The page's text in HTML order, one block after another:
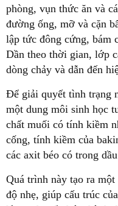
phòng, vụn thức ăn và
đường ống, mỡ và cặn
lập tức đông cứng, bám
Dần theo thời gian, lớp
dòng chảy và dẫn đến
Để giải quyết tình trạng
một dung môi sinh học
chất muối có tính kiềm
cống, tính kiềm của
các axit béo có trong
Quá trình này tạo ra
độ nhẹ, giúp cấu trúc